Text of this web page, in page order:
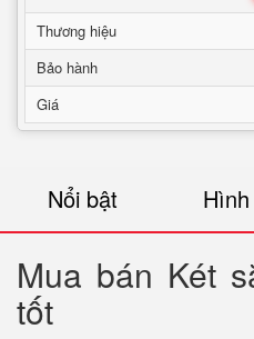
Thương hiệu
Bảo hành
Giá
Nổi bật
Mua bán Két
tốt